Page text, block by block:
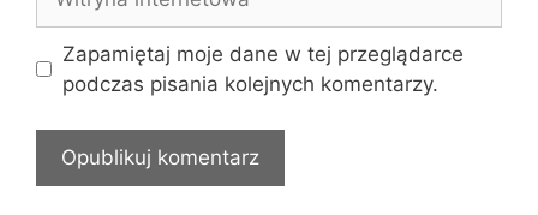
internetowa
Zapamiętaj moje dane w tej przeglądarce
podczas pisania kolejnych komentarzy.